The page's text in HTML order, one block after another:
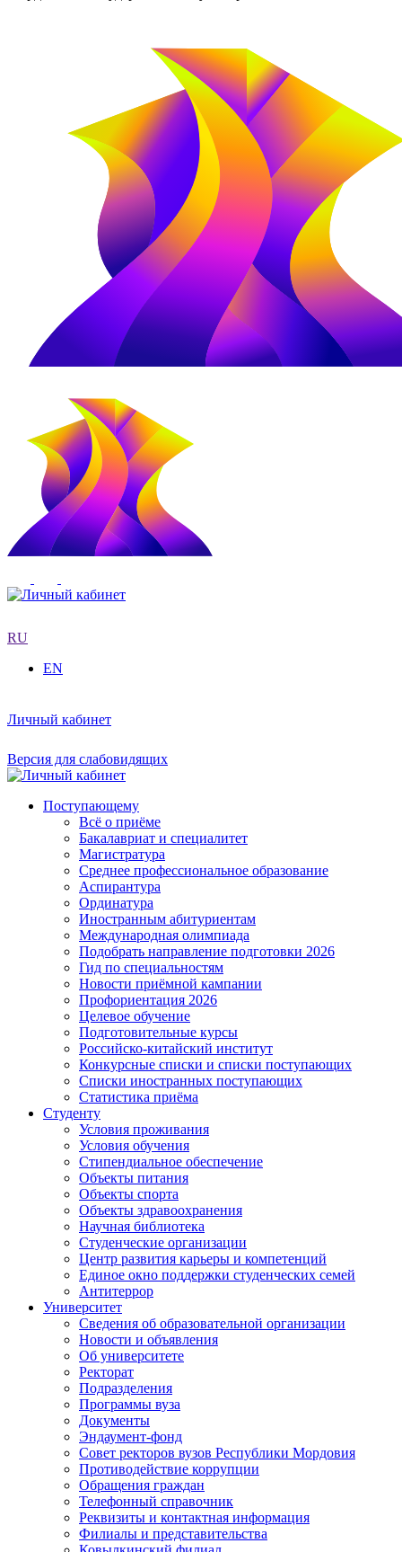
RU
EN
Личный кабинет
Версия для слабовидящих
Поступающему
Всё о приёме
Бакалавриат и специалитет
Магистратура
Среднее профессиональное образование
Аспирантура
Ординатура
Иностранным абитуриентам
Международная олимпиада
Подобрать направление подготовки 2026
Гид по специальностям
Новости приёмной кампании
Профориентация 2026
Целевое обучение
Подготовительные курсы
Российско-китайский институт
Конкурсные списки и списки поступающих
Списки иностранных поступающих
Статистика приёма
Студенту
Условия проживания
Условия обучения
Стипендиальное обеспечение
Объекты питания
Объекты спорта
Объекты здравоохранения
Научная библиотека
Студенческие организации
Центр развития карьеры и компетенций
Единое окно поддержки студенческих семей
Антитеррор
Университет
Сведения об образовательной организации
Новости и объявления
Об университете
Ректорат
Подразделения
Программы вуза
Документы
Эндаумент-фонд
Совет ректоров вузов Республики Мордовия
Противодействие коррупции
Обращения граждан
Телефонный справочник
Реквизиты и контактная информация
Филиалы и представительства